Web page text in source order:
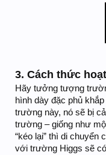
3. Cách thức
Hãy tưởng tượng
hình dày đặc phủ
trường này, nó sẽ bị
trường – giống như
“kéo lại” thì di chuyển
với trường Higgs sẽ